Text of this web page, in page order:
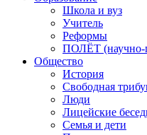
Школа и вуз
Учитель
Реформы
ПОЛЁТ (научно-
Общество
История
Свободная
Люди
Лицейские
Семья и дети